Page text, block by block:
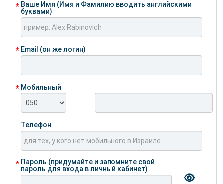
Ваше Имя (Имя и Фамилию вводить английскими
буквами)
Email (он же логин)
Мобильный
Телефон
Пароль (придумайте и запомните свой
пароль для входа в личный кабинет)